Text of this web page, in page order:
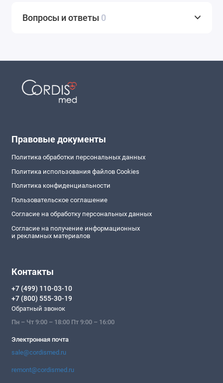
Вопросы и ответы 0
Правовые документы
Политика обработки персональных данных
Политика использования файлов Cookies
Политика конфиденциальности
Пользовательское соглашение
Согласие на обработку персональных данных
Согласие на получение информационных
и рекламных материалов
Контакты
+7 (499) 110-03-10
+7 (800) 555-30-19
Обратный звонок
Пн – Чт 9:00 – 18:00 Пт 9:00 – 16:00
Электронная почта
sale@cordismed.ru
remont@cordismed.ru